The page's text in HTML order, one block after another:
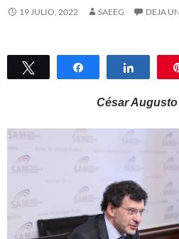
19 JULIO, 2022 SAEEG DEJA
Twittear Compartir
César